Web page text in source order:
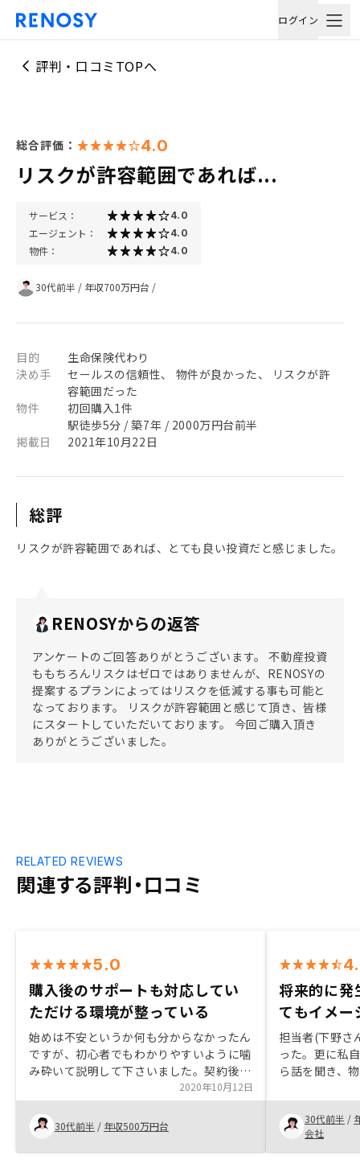
ログイン
評判・口コミTOPへ
総合評価： 4.0
リスクが許容範囲であれば...
サービス： 4.0
エージェント： 4.0
物件： 4.0
30代前半 / 年収700万円台 /
目的
生命保険代わり
決め手
セールスの信頼性、 物件が良かった、 リスクが許
容範囲だった
物件
初回購入1件
駅徒歩5分 / 築7年 / 2000万円台前半
掲載日
2021年10月22日
総評
リスクが許容範囲であれば、とても良い投資だと感じました。
RENOSYからの返答
アンケートのご回答ありがとうございます。 不動産投資
ももちろんリスクはゼロではありませんが、RENOSYの
提案するプランによってはリスクを低減する事も可能と
なっております。 リスクが許容範囲と感じて頂き、皆様
にスタートしていただいております。 今回ご購入頂き
ありがとうございました。
関連する評判・口コミ
RELATED REVIEWS
5.0
購入後のサポートも対応してい
ただける環境が整っている
始めは不安というか何も分からなかったん
ですが、初心者でもわかりやすいように噛
み砕いて説明して下さいました。契約後
も、不安な点や心配事に対して速やかに対
応してサポートして頂いており、購入して
良かったと思っています。不動産に関して
全く知識がないため、一つ一つの単語の意
味がわからず毎回混乱してしまいます。調
2020年10月12日
30代前半 / 年収500万円台
将来的に発
てもイメー
担当者(下野さ
った。更に私
ら話を聞き、
来的に発生す
ーションで分
30代前半 /
会社